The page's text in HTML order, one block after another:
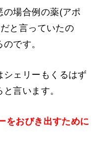
の場合例の薬(アポ
と言っていたの
です。
シェリーもくるはず
言います。
をおびき出すために